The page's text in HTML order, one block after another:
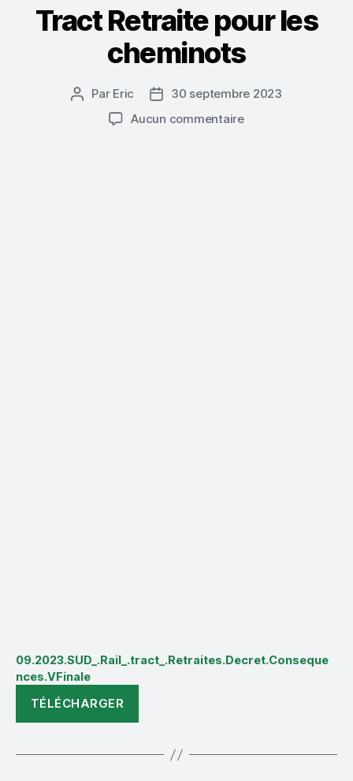
Tract Retraite pour les
cheminots
Auteur
l’article
Par Eric
Date30 septembre 2023
Aucun commentairesur
09.2023.SUD_.Rail_.tract_.Retraites.Decret.Conseque
nces.VFinale
TÉLÉCHARGER